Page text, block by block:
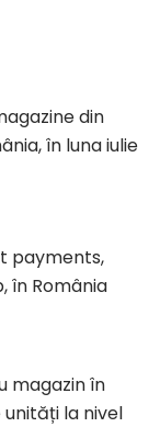
din
în luna iulie
payments,
în România
magazin în
unități la nivel